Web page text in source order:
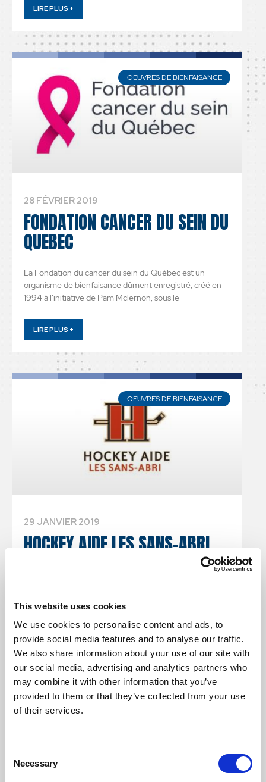
This website uses cookies
We use cookies to personalise content and ads, to
provide social media features and to analyse our traffic.
We also share information about your use of our site with
our social media, advertising and analytics partners who
may combine it with other information that you’ve
provided to them or that they’ve collected from your use
of their services.
Necessary
LIRE PLUS +
OEUVRES DE BIENFAISANCE
FONDATION CANCER DU SEIN DU
QUEBEC
La Fondation du cancer du sein du Québec est un
organisme de bienfaisance dûment enregistré, créé en
1994 à l’initiative de Pam Mclernon, sous le
LIRE PLUS +
28 FÉVRIER 2019
OEUVRES DE BIENFAISANCE
HOCKEY AIDE LES SANS-ABRI
Fondé en 1996 par le président et PDG Gary Scullion,
29 JANVIER 2019
OEUVRES DE BIENFAISANCE